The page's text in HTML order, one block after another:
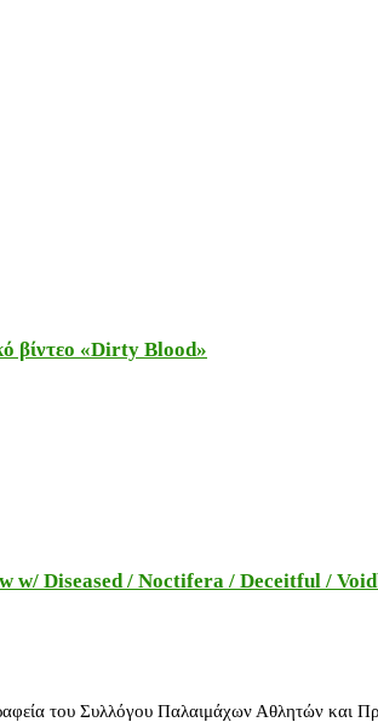
βίντεο «Dirty Blood»
w/ Diseased / Noctifera / Deceitful /
του Συλλόγου Παλαιμάχων Αθλητών